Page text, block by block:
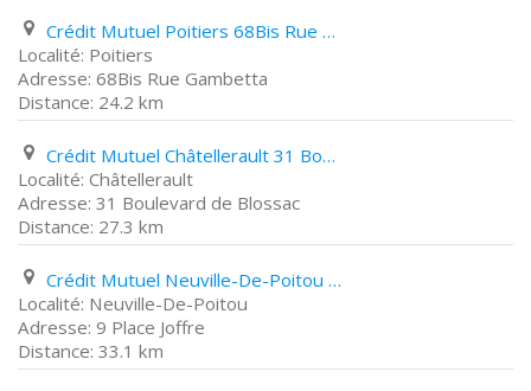
Crédit Mutuel Poitiers 68Bis Rue Gambetta
Poitiers
68Bis Rue Gambetta
24.2 km
Crédit Mutuel Châtellerault 31 Boulevard de Blossac
Châtellerault
31 Boulevard de Blossac
27.3 km
Crédit Mutuel Neuville-De-Poitou 9 Place Joffre
Neuville-De-Poitou
9 Place Joffre
33.1 km